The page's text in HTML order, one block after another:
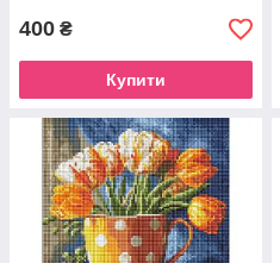
400 ₴
Купити